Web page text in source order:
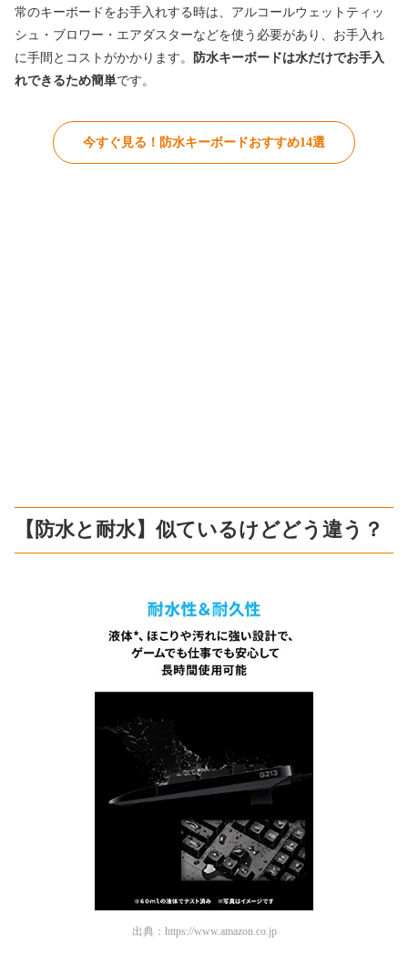
常のキーボードをお手入れする時は、アルコールウェットティッ
シュ・ブロワー・エアダスターなどを使う必要があり、お手入れ
に手間とコストがかかります。
防水キーボードは水だけでお手入
れできるため簡単です。
今すぐ見る！防水キーボードおすすめ14選
【防水と耐水】似ているけどどう違う？
出典： https://www.amazon.co.jp